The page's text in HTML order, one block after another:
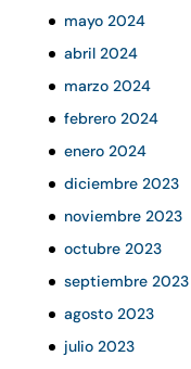
mayo 2024
abril 2024
marzo 2024
febrero 2024
enero 2024
diciembre 2023
noviembre 2023
octubre 2023
septiembre 2023
agosto 2023
julio 2023